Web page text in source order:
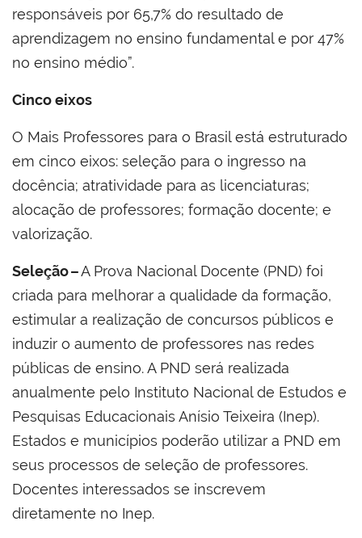
responsáveis por 65,7% do resultado de
aprendizagem no ensino fundamental e por 47%
no ensino médio”.
Cinco eixos
O Mais Professores para o Brasil está estruturado
em cinco eixos: seleção para o ingresso na
docência; atratividade para as licenciaturas;
alocação de professores; formação docente; e
valorização.
Seleção –A Prova Nacional Docente (PND) foi
criada para melhorar a qualidade da formação,
estimular a realização de concursos públicos e
induzir o aumento de professores nas redes
públicas de ensino. A PND será realizada
anualmente pelo Instituto Nacional de Estudos e
Pesquisas Educacionais Anísio Teixeira (Inep).
Estados e municípios poderão utilizar a PND em
seus processos de seleção de professores.
Docentes interessados se inscrevem
diretamente no Inep.